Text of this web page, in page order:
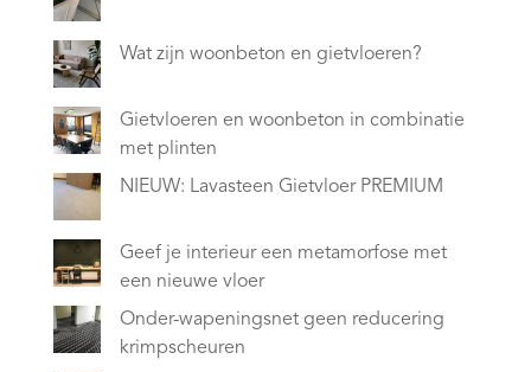
Wat zijn woonbeton en gietvloeren?
Gietvloeren en woonbeton in combinatie
met plinten
NIEUW: Lavasteen Gietvloer PREMIUM
Geef je interieur een metamorfose met
een nieuwe vloer
Onder-wapeningsnet geen reducering
krimpscheuren